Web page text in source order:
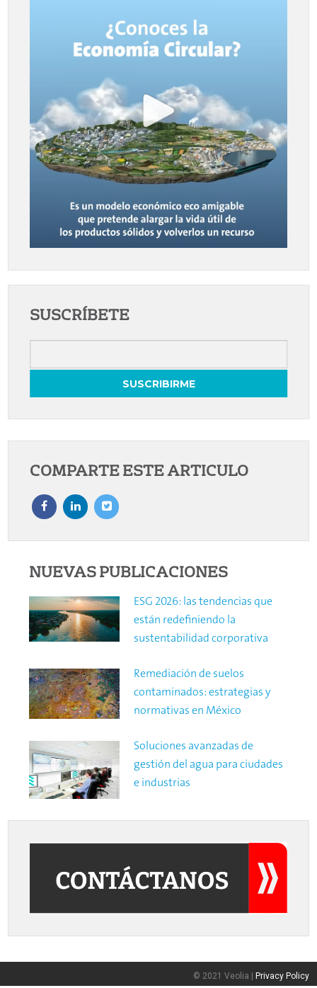
SUSCRÍBETE
COMPARTE ESTE ARTICULO
NUEVAS PUBLICACIONES
ESG 2026: las tendencias que
están redefiniendo la
sustentabilidad corporativa
Remediación de suelos
contaminados: estrategias y
normativas en México
Soluciones avanzadas de
gestión del agua para ciudades
e industrias
© 2021 Veolia | Privacy Policy